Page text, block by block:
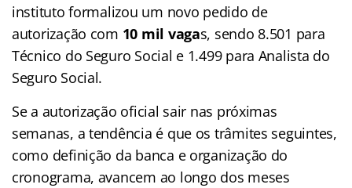
instituto formalizou um novo pedido de
autorização com 10 mil vagas, sendo 8.501 para
Técnico do Seguro Social e 1.499 para Analista do
Seguro Social.
Se a autorização oficial sair nas próximas
semanas, a tendência é que os trâmites seguintes,
como definição da banca e organização do
cronograma, avancem ao longo dos meses